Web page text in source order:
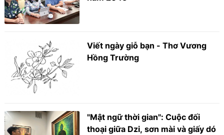
Viết ngày giỗ bạn - Thơ Vương
Hồng Trường
"Mật ngữ thời gian": Cuộc đối
thoại giữa Dzi, sơn mài và giấy dó